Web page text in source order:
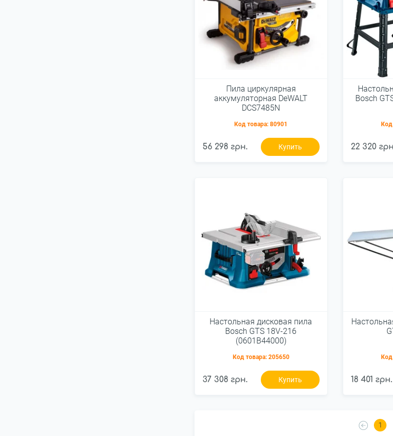
Пила циркулярная
аккумуляторная DeWALT
DCS7485N
Код товара:80901
56 298 грн. Купить
Bosch
Код
22 320
Настольная дисковая пила
Bosch GTS 18V-216
(0601B44000)
Код товара: 205650
37 308 грн. Купить
Код
18 401 грн.
1